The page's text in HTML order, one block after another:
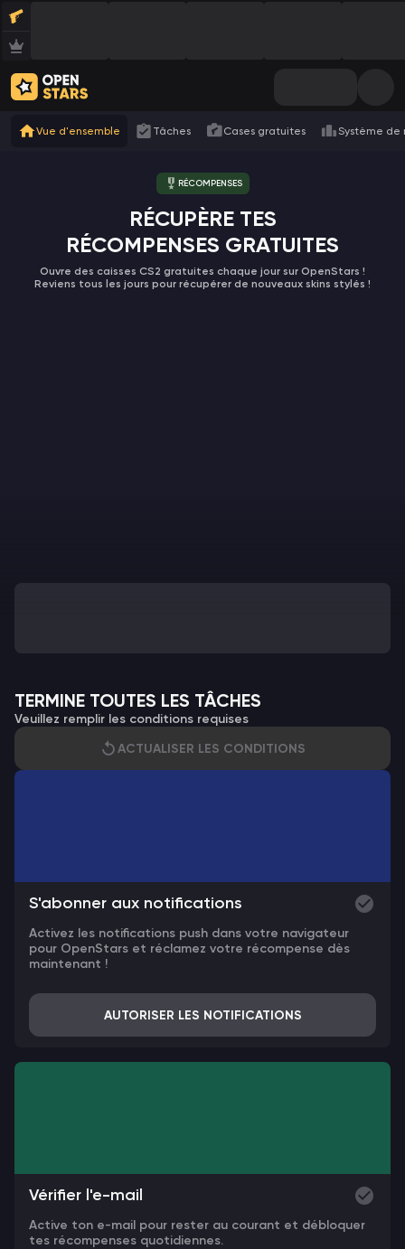
Vue d'ensemble Tâches Cases gratuites Système de
RÉCOMPENSES
RÉCUPÈRE TES
RÉCOMPENSES GRATUITES
Ouvre des caisses CS2 gratuites chaque jour sur OpenStars !
Reviens tous les jours pour récupérer de nouveaux skins stylés !
TERMINE TOUTES LES TÂCHES
Veuillez remplir les conditions requises
ACTUALISER LES CONDITIONS
S'abonner aux notifications
Activez les notifications push dans votre navigateur
pour OpenStars et réclamez votre récompense dès
maintenant !
AUTORISER LES NOTIFICATIONS
Vérifier l'e-mail
Active ton e-mail pour rester au courant et débloquer
tes récompenses quotidiennes.